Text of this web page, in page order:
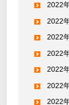
2022
2022
2022
2022
2022
2022
2022